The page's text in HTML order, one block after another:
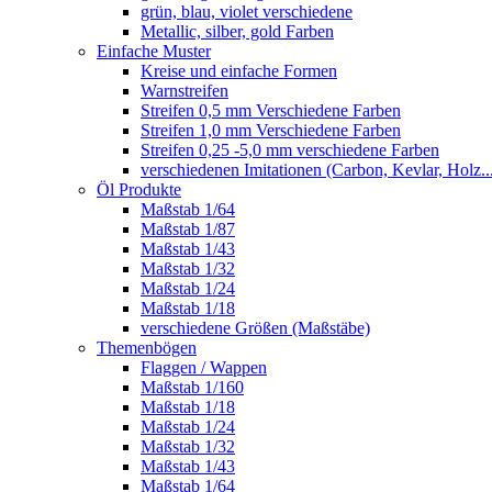
grün, blau, violet verschiedene
Metallic, silber, gold Farben
Einfache Muster
Kreise und einfache Formen
Warnstreifen
Streifen 0,5 mm Verschiedene Farben
Streifen 1,0 mm Verschiedene Farben
Streifen 0,25 -5,0 mm verschiedene Farben
verschiedenen Imitationen (Carbon, Kevlar,
Öl Produkte
Maßstab 1/64
Maßstab 1/87
Maßstab 1/43
Maßstab 1/32
Maßstab 1/24
Maßstab 1/18
verschiedene Größen (Maßstäbe)
Themenbögen
Flaggen / Wappen
Maßstab 1/160
Maßstab 1/18
Maßstab 1/24
Maßstab 1/32
Maßstab 1/43
Maßstab 1/64